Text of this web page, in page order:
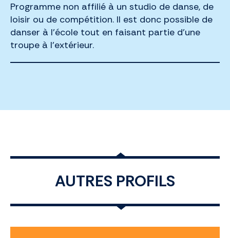
Programme non affilié à un studio de danse, de
loisir ou de compétition. Il est donc possible de
danser à l’école tout en faisant partie d’une
troupe à l’extérieur.
AUTRES PROFILS